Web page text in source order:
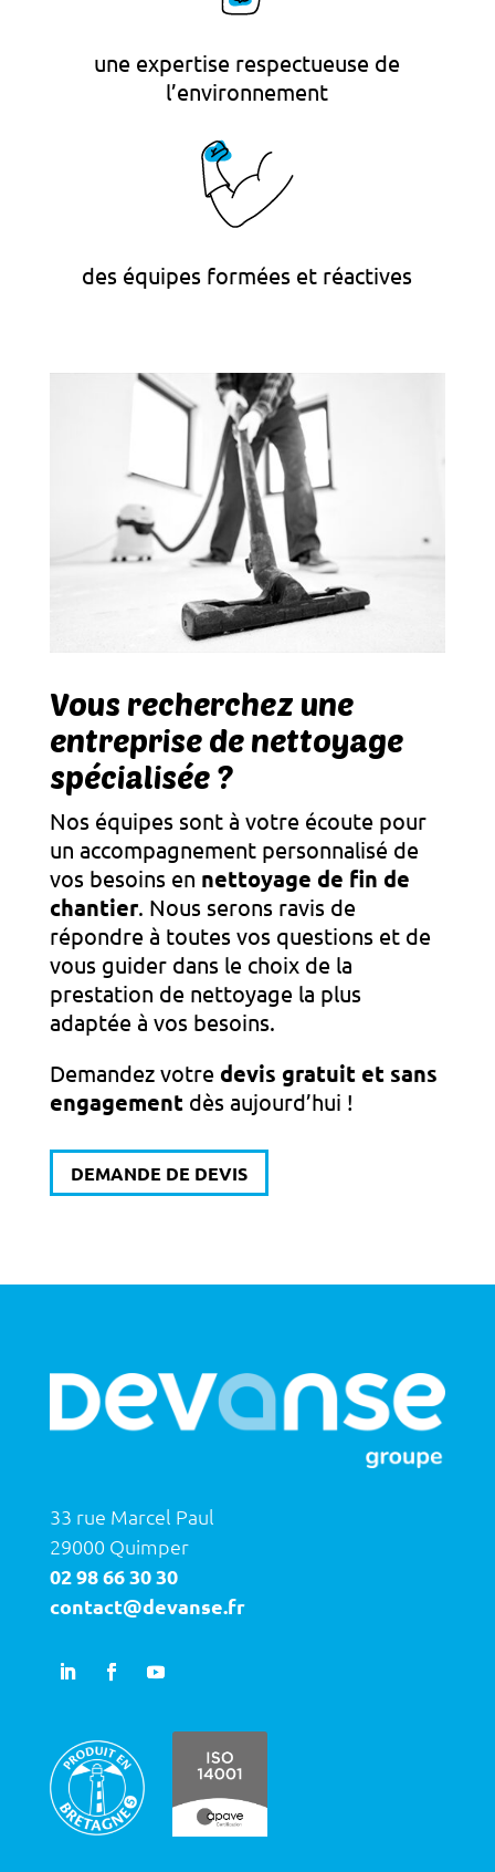
une expertise respectueuse de
l’environnement
des équipes formées et réactives
Vous recherchez une
entreprise de nettoyage
spécialisée ?
Nos équipes sont à votre écoute pour
un accompagnement personnalisé de
vos besoins en nettoyage de fin de
chantier. Nous serons ravis de
répondre à toutes vos questions et de
vous guider dans le choix de la
prestation de nettoyage la plus
adaptée à vos besoins.
Demandez votre devis gratuit et sans
engagement dès aujourd’hui !
DEMANDE DE DEVIS
33 rue Marcel Paul
29000 Quimper
02 98 66 30 30
contact@devanse.fr